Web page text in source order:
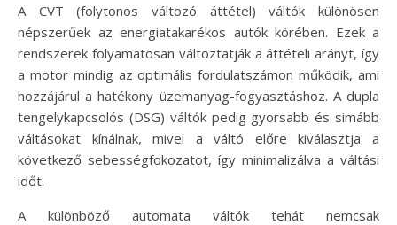
A CVT (folytonos változó áttétel) váltók különösen
népszerűek az energiatakarékos autók körében. Ezek a
rendszerek folyamatosan változtatják a áttételi arányt, így
a motor mindig az optimális fordulatszámon működik, ami
hozzájárul a hatékony üzemanyag-fogyasztáshoz. A dupla
tengelykapcsolós (DSG) váltók pedig gyorsabb és simább
váltásokat kínálnak, mivel a váltó előre kiválasztja a
következő sebességfokozatot, így minimalizálva a váltási
időt.
A különböző automata váltók tehát nemcsak